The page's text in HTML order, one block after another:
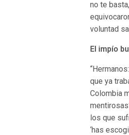
no te
voluntad
El impío
que ya
Colombia
los que
‘has